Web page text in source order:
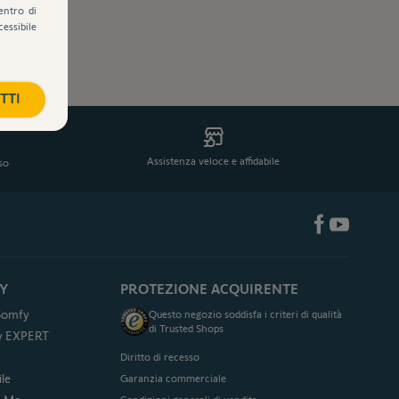
Assistenza veloce e affidabile
PROTEZIONE ACQUIRENTE
Questo negozio soddisfa i criteri di qualità
di Trusted Shops
Diritto di recesso
Garanzia commerciale
di